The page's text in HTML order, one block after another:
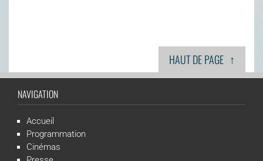
HAUT DE PAGE ↑
NAVIGATION
Accueil
Programmation
Cinémas